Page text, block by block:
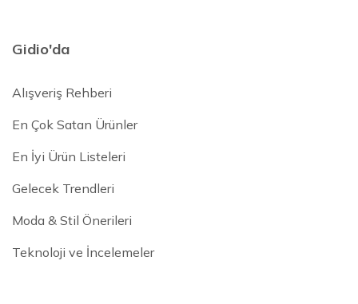
Gidio'da
Alışveriş Rehberi
En Çok Satan Ürünler
En İyi Ürün Listeleri
Gelecek Trendleri
Moda & Stil Önerileri
Teknoloji ve İncelemeler